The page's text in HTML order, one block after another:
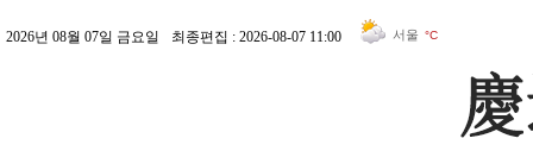
2026년 08월 07일 금요일 최종편집 : 2026-08-07 11:00 서울 °C